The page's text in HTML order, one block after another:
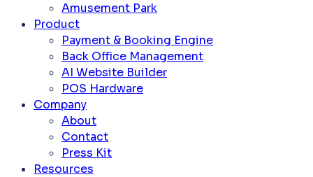
Amusement Park
Product
Payment & Booking Engine
Back Office Management
AI Website Builder
POS Hardware
Company
About
Contact
Press Kit
Resources